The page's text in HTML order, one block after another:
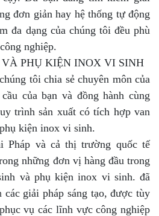
đơn giản hay hệ thống tự động
đa dạng của chúng tôi đều phù
nghiệp.
PHỤ KIỆN INOX VI SINH
tôi chia sẻ chuyên môn của
của bạn và đồng hành cùng
trình sản xuất có tích hợp van
kiện inox vi sinh.
Pháp và cả thị trường quốc tế
những đơn vị hàng đầu trong
và phụ kiện inox vi sinh. đã
các giải pháp sáng tạo, được tùy
vụ các lĩnh vực công nghiệp